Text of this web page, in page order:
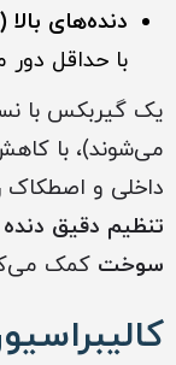
دنده‌های بالا (۵ و ۶):
با حداقل
یک گیربکس با
می‌شوند)، با
داخلی و اصطکاک
تنظیم دقیق
سوخت کمک